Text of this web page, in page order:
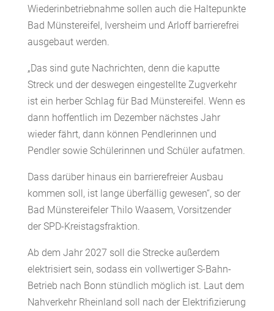
Wiederinbetriebnahme sollen auch die Haltepunkte
Bad Münstereifel, Iversheim und Arloff barrierefrei
ausgebaut werden.
„Das sind gute Nachrichten, denn die kaputte
Streck und der deswegen eingestellte Zugverkehr
ist ein herber Schlag für Bad Münstereifel. Wenn es
dann hoffentlich im Dezember nächstes Jahr
wieder fährt, dann können Pendlerinnen und
Pendler sowie Schülerinnen und Schüler aufatmen.
Dass darüber hinaus ein barrierefreier Ausbau
kommen soll, ist lange überfällig gewesen“, so der
Bad Münstereifeler Thilo Waasem, Vorsitzender
der SPD-Kreistagsfraktion.
Ab dem Jahr 2027 soll die Strecke außerdem
elektrisiert sein, sodass ein vollwertiger S-Bahn-
Betrieb nach Bonn stündlich möglich ist. Laut dem
Nahverkehr Rheinland soll nach der Elektrifizierung